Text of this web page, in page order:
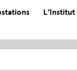
L’Institut